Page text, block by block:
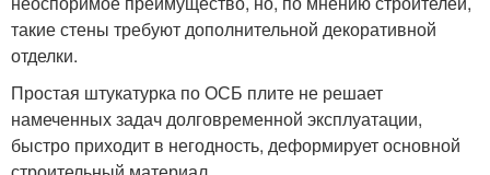
такие стены требуют дополнительной декоративной
отделки.
Простая штукатурка по ОСБ плите не решает
намеченных задач долговременной эксплуатации,
быстро приходит в негодность, деформирует основной